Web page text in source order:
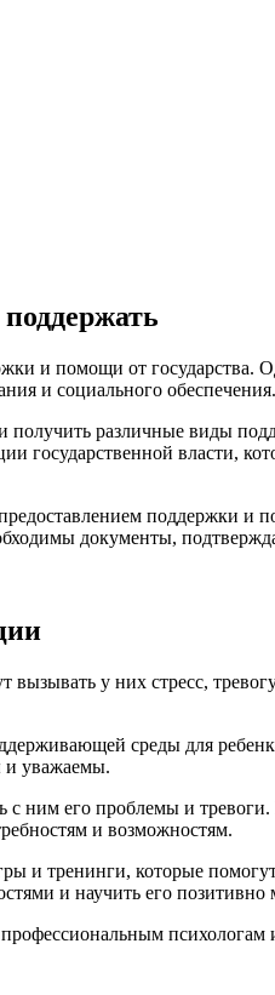
и помощи от государства.
и социального обеспечения.
различные виды
власти,
поддержки
документы,
у них стресс,
среды для
и уважаемы.
ним его проблемы и
и возможностям.
и тренинги, которые
и научить его позитивно